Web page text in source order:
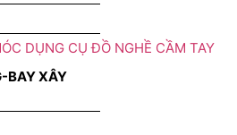
DỤNG CỤ ĐỒ NGHỀ CẦM TAY
BAY XÂY